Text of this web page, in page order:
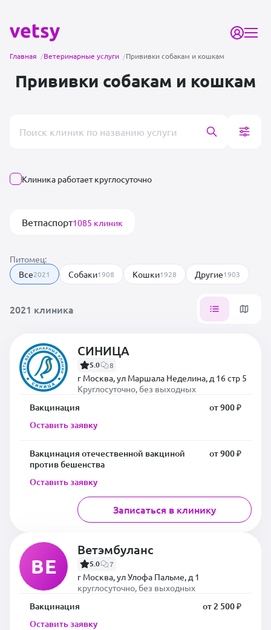
Главная /Ветеринарные услуги /Прививки собакам и кошкам
Прививки собакам и кошкам
Клиника работает круглосуточно
Ветпаспорт1085 клиник
Питомец:
Все2021 Собаки1908 Кошки1928 Другие1903
2021 клиника
СИНИЦА
5.0 8
г Москва, ул Маршала Неделина, д 16 стр 5
Круглосуточно, без выходных
Вакцинация
от 900 ₽
Оставить заявку
Вакцинация отечественной вакциной
против бешенства
от 900 ₽
Оставить заявку
Записаться в клинику
ВЕ
Ветэмбуланс
5.0 7
г Москва, ул Улофа Пальме, д 1
круглосуточно, без выходных
Вакцинация
от 2 500 ₽
Оставить заявку